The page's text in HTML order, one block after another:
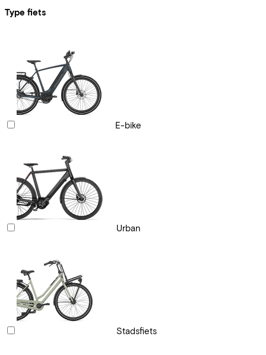
Type fiets
E-bike
Urban
Stadsfiets